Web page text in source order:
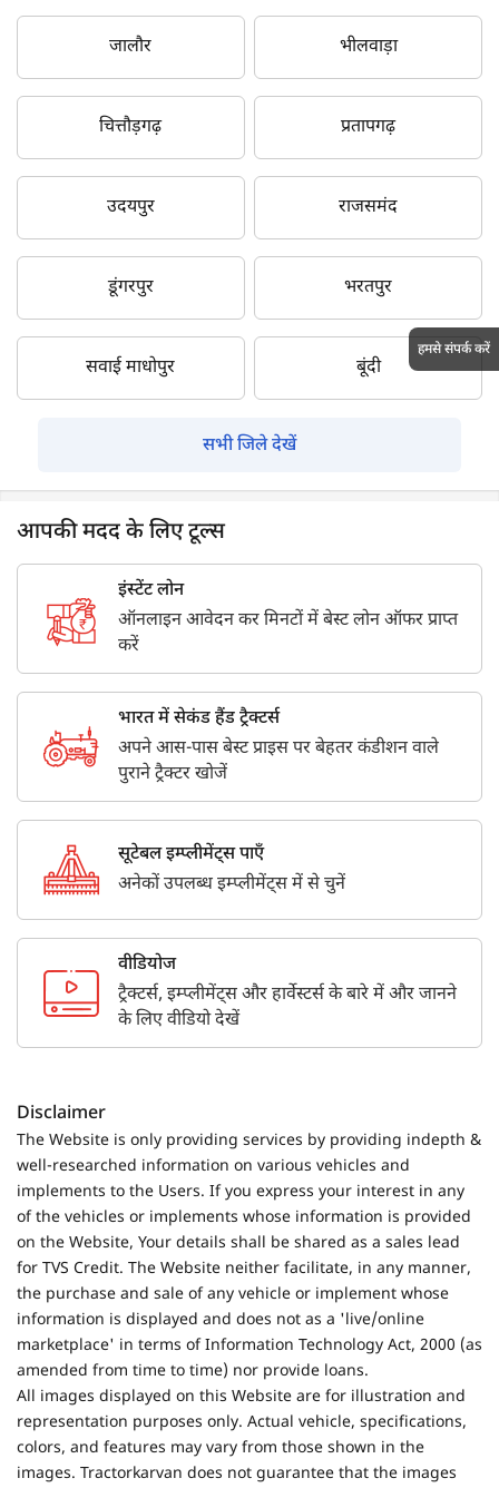
जालौर भीलवाड़ा
चित्तौड़गढ़ प्रतापगढ़
उदयपुर राजसमंद
डूंगरपुर भरतपुर
सवाई माधोपुर बूंदी
सभी जिले देखें
आपकी मदद के लिए टूल्स
इंस्टेंट लोन
ऑनलाइन आवेदन कर मिनटों में बेस्ट लोन ऑफर प्राप्त
करें
भारत में सेकंड हैंड ट्रैक्टर्स
अपने आस-पास बेस्ट प्राइस पर बेहतर कंडीशन वाले
पुराने ट्रैक्टर खोजें
सूटेबल इम्प्लीमेंट्स पाएँ
अनेकों उपलब्ध इम्प्लीमेंट्स में से चुनें
वीडियोज
ट्रैक्टर्स, इम्प्लीमेंट्स और हार्वेस्टर्स के बारे में और जानने
के लिए वीडियो देखें
Disclaimer
The Website is only providing services by providing indepth &
well-researched information on various vehicles and
implements to the Users. If you express your interest in any
of the vehicles or implements whose information is provided
on the Website, Your details shall be shared as a sales lead
for TVS Credit. The Website neither facilitate, in any manner,
the purchase and sale of any vehicle or implement whose
information is displayed and does not as a 'live/online
marketplace' in terms of Information Technology Act, 2000 (as
amended from time to time) nor provide loans.
All images displayed on this Website are for illustration and
representation purposes only. Actual vehicle, specifications,
colors, and features may vary from those shown in the
images. Tractorkarvan does not guarantee that the images
हमसे संपर्क करें